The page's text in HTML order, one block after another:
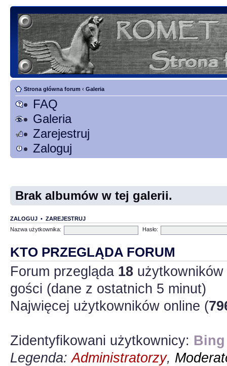
Strona główna forum ‹ Galeria
FAQ
Galeria
Zarejestruj
Zaloguj
Brak albumów w tej galerii.
ZALOGUJ • ZAREJESTRUJ
Nazwa użytkownika:
Hasło:
KTO PRZEGLĄDA FORUM
Forum przegląda 18
gości (dane z ostatnich 5 minut)
Najwięcej użytkowników online (
Zidentyfikowani użytkownicy:
Legenda:Administratorzy,